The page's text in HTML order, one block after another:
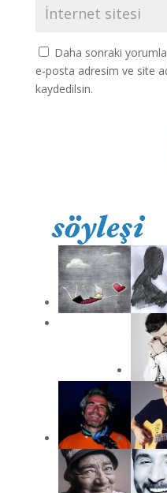
Daha sonraki
e-posta adresim ve site
kaydedilsin.